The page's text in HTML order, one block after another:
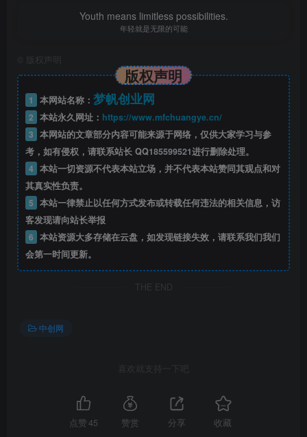
32-5抖日报-资金账单-逆透视分类
33-6抖日报-订单表-清空空字符串
34-7抖日报-订单表-销售成本匹配
35-8抖日报-售后表-三条件匹配
36-9抖日报-推广费
37-10抖日报-运费险-追加查询
38-11抖日报-资金账单处理出订单时间
39-12抖日报-模型搭建-利润未回款
43-16抖日报-模型搭建-达人利润统计1-LOOKUPVALUE
Youth means limitless possibilities.
年轻就是无限的可能
版权声明
版权声明
1 本网站名称： 梦帆创业网
2 本站永久网址： https://www.mfchuangye.cn/
3 本网站的文章部分内容可能来源于网络，仅供大家学习与参
考，如有侵权，请联系站长 QQ185599521进行删除处理。
4 本站一切资源不代表本站立场，并不代表本站赞同其观点和对
其真实性负责。
5 本站一律禁止以任何方式发布或转载任何违法的相关信息，访
客发现请向站长举报
6 本站资源大多存储在云盘，如发现链接失效，请联系我们我们
会第一时间更新。
THE END
中创网
喜欢就支持一下吧
点赞45 赞赏 分享 收藏